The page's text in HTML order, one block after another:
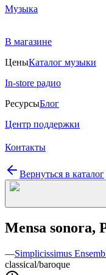
Музыка
В магазине
ЦеныКаталог музыки
In-store радио
РесурсыБлог
Центр поддержки
Контакты
Вернуться в каталог
Mensa sonora,
—Simplicissimus
classical/baroque